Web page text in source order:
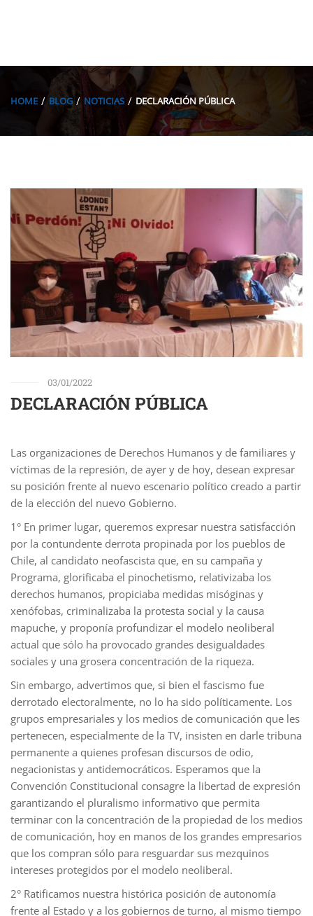
HOME BLOG NOTICIAS DECLARACIÓN PÚBLICA
03/01/2022
DECLARACIÓN PÚBLICA
Las organizaciones de Derechos Humanos y de familiares y
víctimas de la represión, de ayer y de hoy, desean expresar
su posición frente al nuevo escenario político creado a partir
de la elección del nuevo Gobierno.
1° En primer lugar, queremos expresar nuestra satisfacción
por la contundente derrota propinada por los pueblos de
Chile, al candidato neofascista que, en su campaña y
Programa, glorificaba el pinochetismo, relativizaba los
derechos humanos, propiciaba medidas misóginas y
xenófobas, criminalizaba la protesta social y la causa
mapuche, y proponía profundizar el modelo neoliberal
actual que sólo ha provocado grandes desigualdades
sociales y una grosera concentración de la riqueza.
Sin embargo, advertimos que, si bien el fascismo fue
derrotado electoralmente, no lo ha sido políticamente. Los
grupos empresariales y los medios de comunicación que les
pertenecen, especialmente de la TV, insisten en darle tribuna
permanente a quienes profesan discursos de odio,
negacionistas y antidemocráticos. Esperamos que la
Convención Constitucional consagre la libertad de expresión
garantizando el pluralismo informativo que permita
terminar con la concentración de la propiedad de los medios
de comunicación, hoy en manos de los grandes empresarios
que los compran sólo para resguardar sus mezquinos
intereses protegidos por el modelo neoliberal.
2° Ratificamos nuestra histórica posición de autonomía
frente al Estado y a los gobiernos de turno, al mismo tiempo